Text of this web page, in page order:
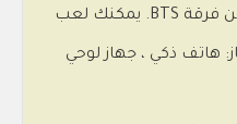
دعونا نستمتع بملابس الأولاد من فرقة BTS. يمكنك لعب
هاتف ذكي ، جهاز لوحي